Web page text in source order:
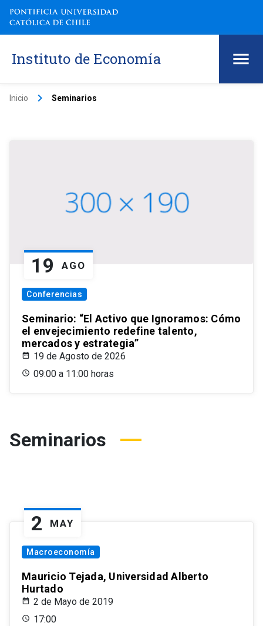
Instituto de Economía
Inicio keyboard_arrow_right Seminarios
19 AGO
Conferencias
Seminario: “El Activo que Ignoramos: Cómo
el envejecimiento redefine talento,
mercados y estrategia”
19 de Agosto de 2026
09:00 a 11:00 horas
Seminarios
2 MAY
Macroeconomía
Mauricio Tejada, Universidad Alberto
Hurtado
2 de Mayo de 2019
17:00